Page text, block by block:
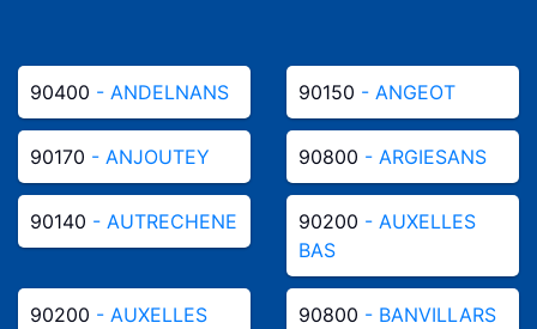
90400 - ANDELNANS 90150 - ANGEOT
90170 - ANJOUTEY 90800 - ARGIESANS
90140 - AUTRECHENE 90200 - AUXELLES
BAS
90200 - AUXELLES
90800 - BANVILLARS